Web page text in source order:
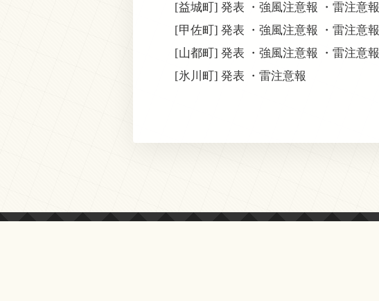
[益城町] 発表 ・強風注意報 ・雷注意報
[甲佐町] 発表 ・強風注意報 ・雷注意報
[山都町] 発表 ・強風注意報 ・雷注意報
[氷川町] 発表 ・雷注意報